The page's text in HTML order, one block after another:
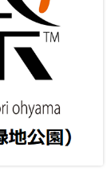
2024出店者様向け
2023アクセサリ
2023雑貨
2023ガラス/レジン
2023粘土/陶器/紙/木工/樹脂
2023衣類/布小物/刺繍